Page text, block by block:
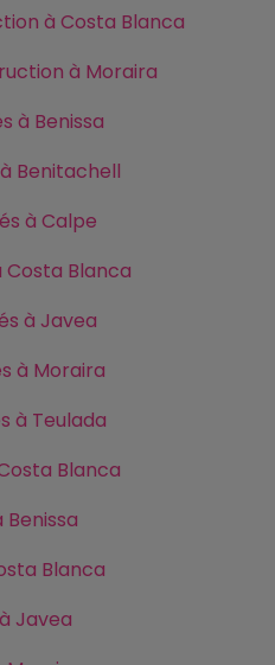
à Costa Blanca
à Moraira
à Benissa
Benitachell
à Calpe
Blanca
à Javea
à Moraira
à Teulada
Blanca
Benissa
Blanca
Javea